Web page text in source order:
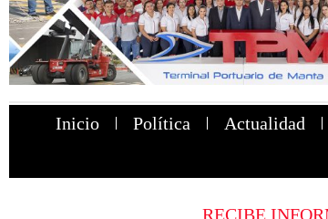
Inicio Política Actualidad
RECIBE